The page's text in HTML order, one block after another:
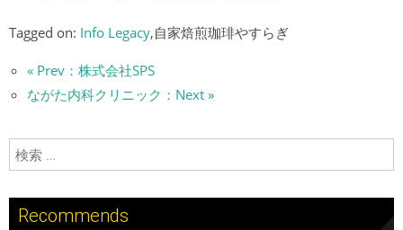
Tagged on: Info Legacy,自家焙煎珈琲やすらぎ
« Prev：株式会社SPS
ながた内科クリニック：Next »
検索:
Recommends